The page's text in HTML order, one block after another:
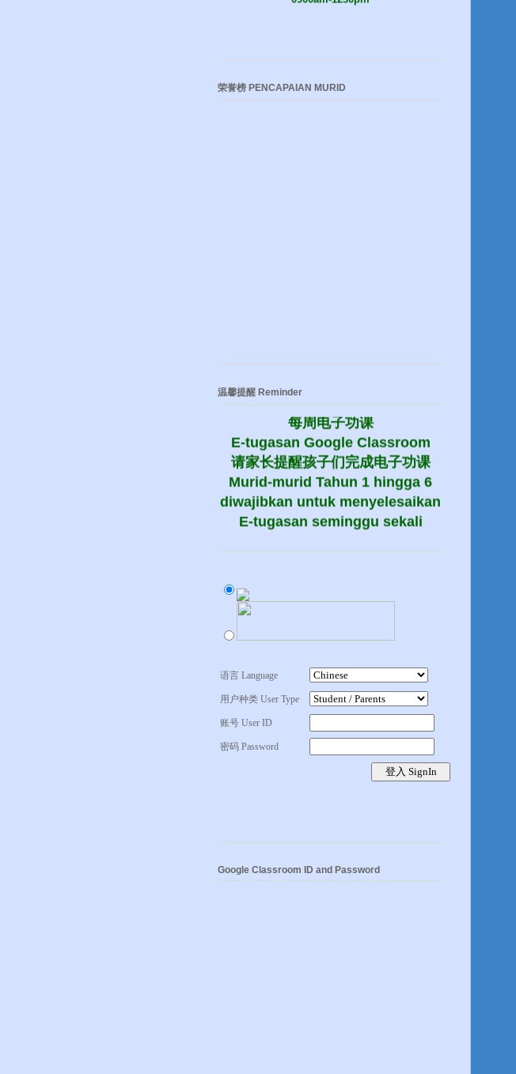
荣誉榜 PENCAPAIAN MURID
温馨提醒 Reminder
每周电子功课
E-tugasan Google Classroom
请家长提醒孩子们完成电子功课
Murid-murid Tahun 1 hingga 6
diwajibkan untuk menyelesaikan
E-tugasan seminggu sekali
语言 Language
用户种类 User Type
账号 User ID
密码 Password
Google Classroom ID and Password